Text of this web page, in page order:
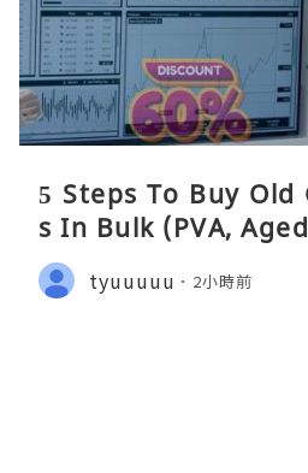
5 Steps To Buy
s In Bulk (PVA,
tyuuuuu 2小時前